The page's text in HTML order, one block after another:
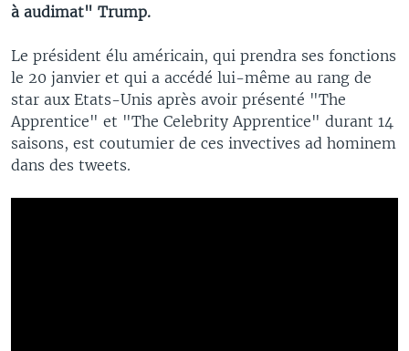
à audimat" Trump.
Le président élu américain, qui prendra ses fonctions
le 20 janvier et qui a accédé lui-même au rang de
star aux Etats-Unis après avoir présenté "The
Apprentice" et "The Celebrity Apprentice" durant 14
saisons, est coutumier de ces invectives ad hominem
dans des tweets.